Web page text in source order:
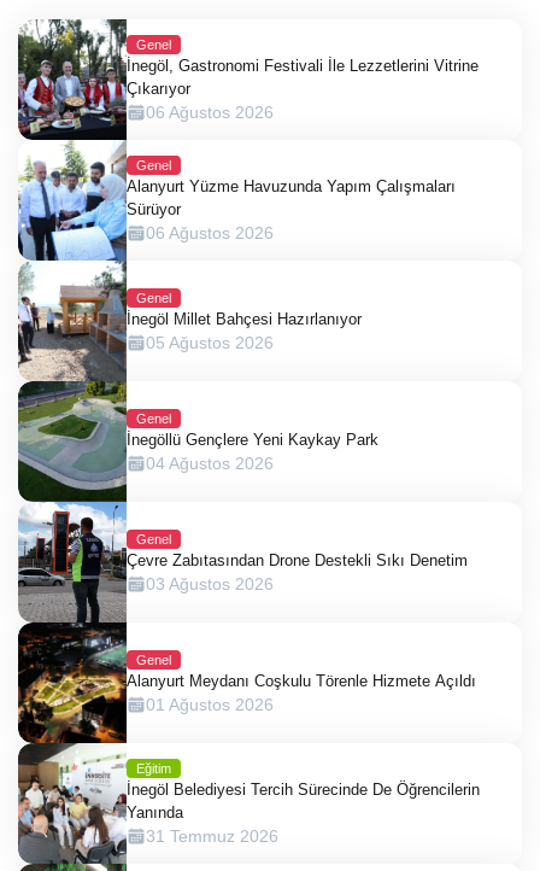
Genel
İnegöl, Gastronomi Festivali İle Lezzetlerini Vitrine
Çıkarıyor
06 Ağustos 2026
Genel
Alanyurt Yüzme Havuzunda Yapım Çalışmaları
Sürüyor
06 Ağustos 2026
Genel
İnegöl Millet Bahçesi Hazırlanıyor
05 Ağustos 2026
Genel
İnegöllü Gençlere Yeni Kaykay Park
04 Ağustos 2026
Genel
Çevre Zabıtasından Drone Destekli Sıkı Denetim
03 Ağustos 2026
Genel
Alanyurt Meydanı Coşkulu Törenle Hizmete Açıldı
01 Ağustos 2026
Eğitim
İnegöl Belediyesi Tercih Sürecinde De Öğrencilerin
Yanında
31 Temmuz 2026